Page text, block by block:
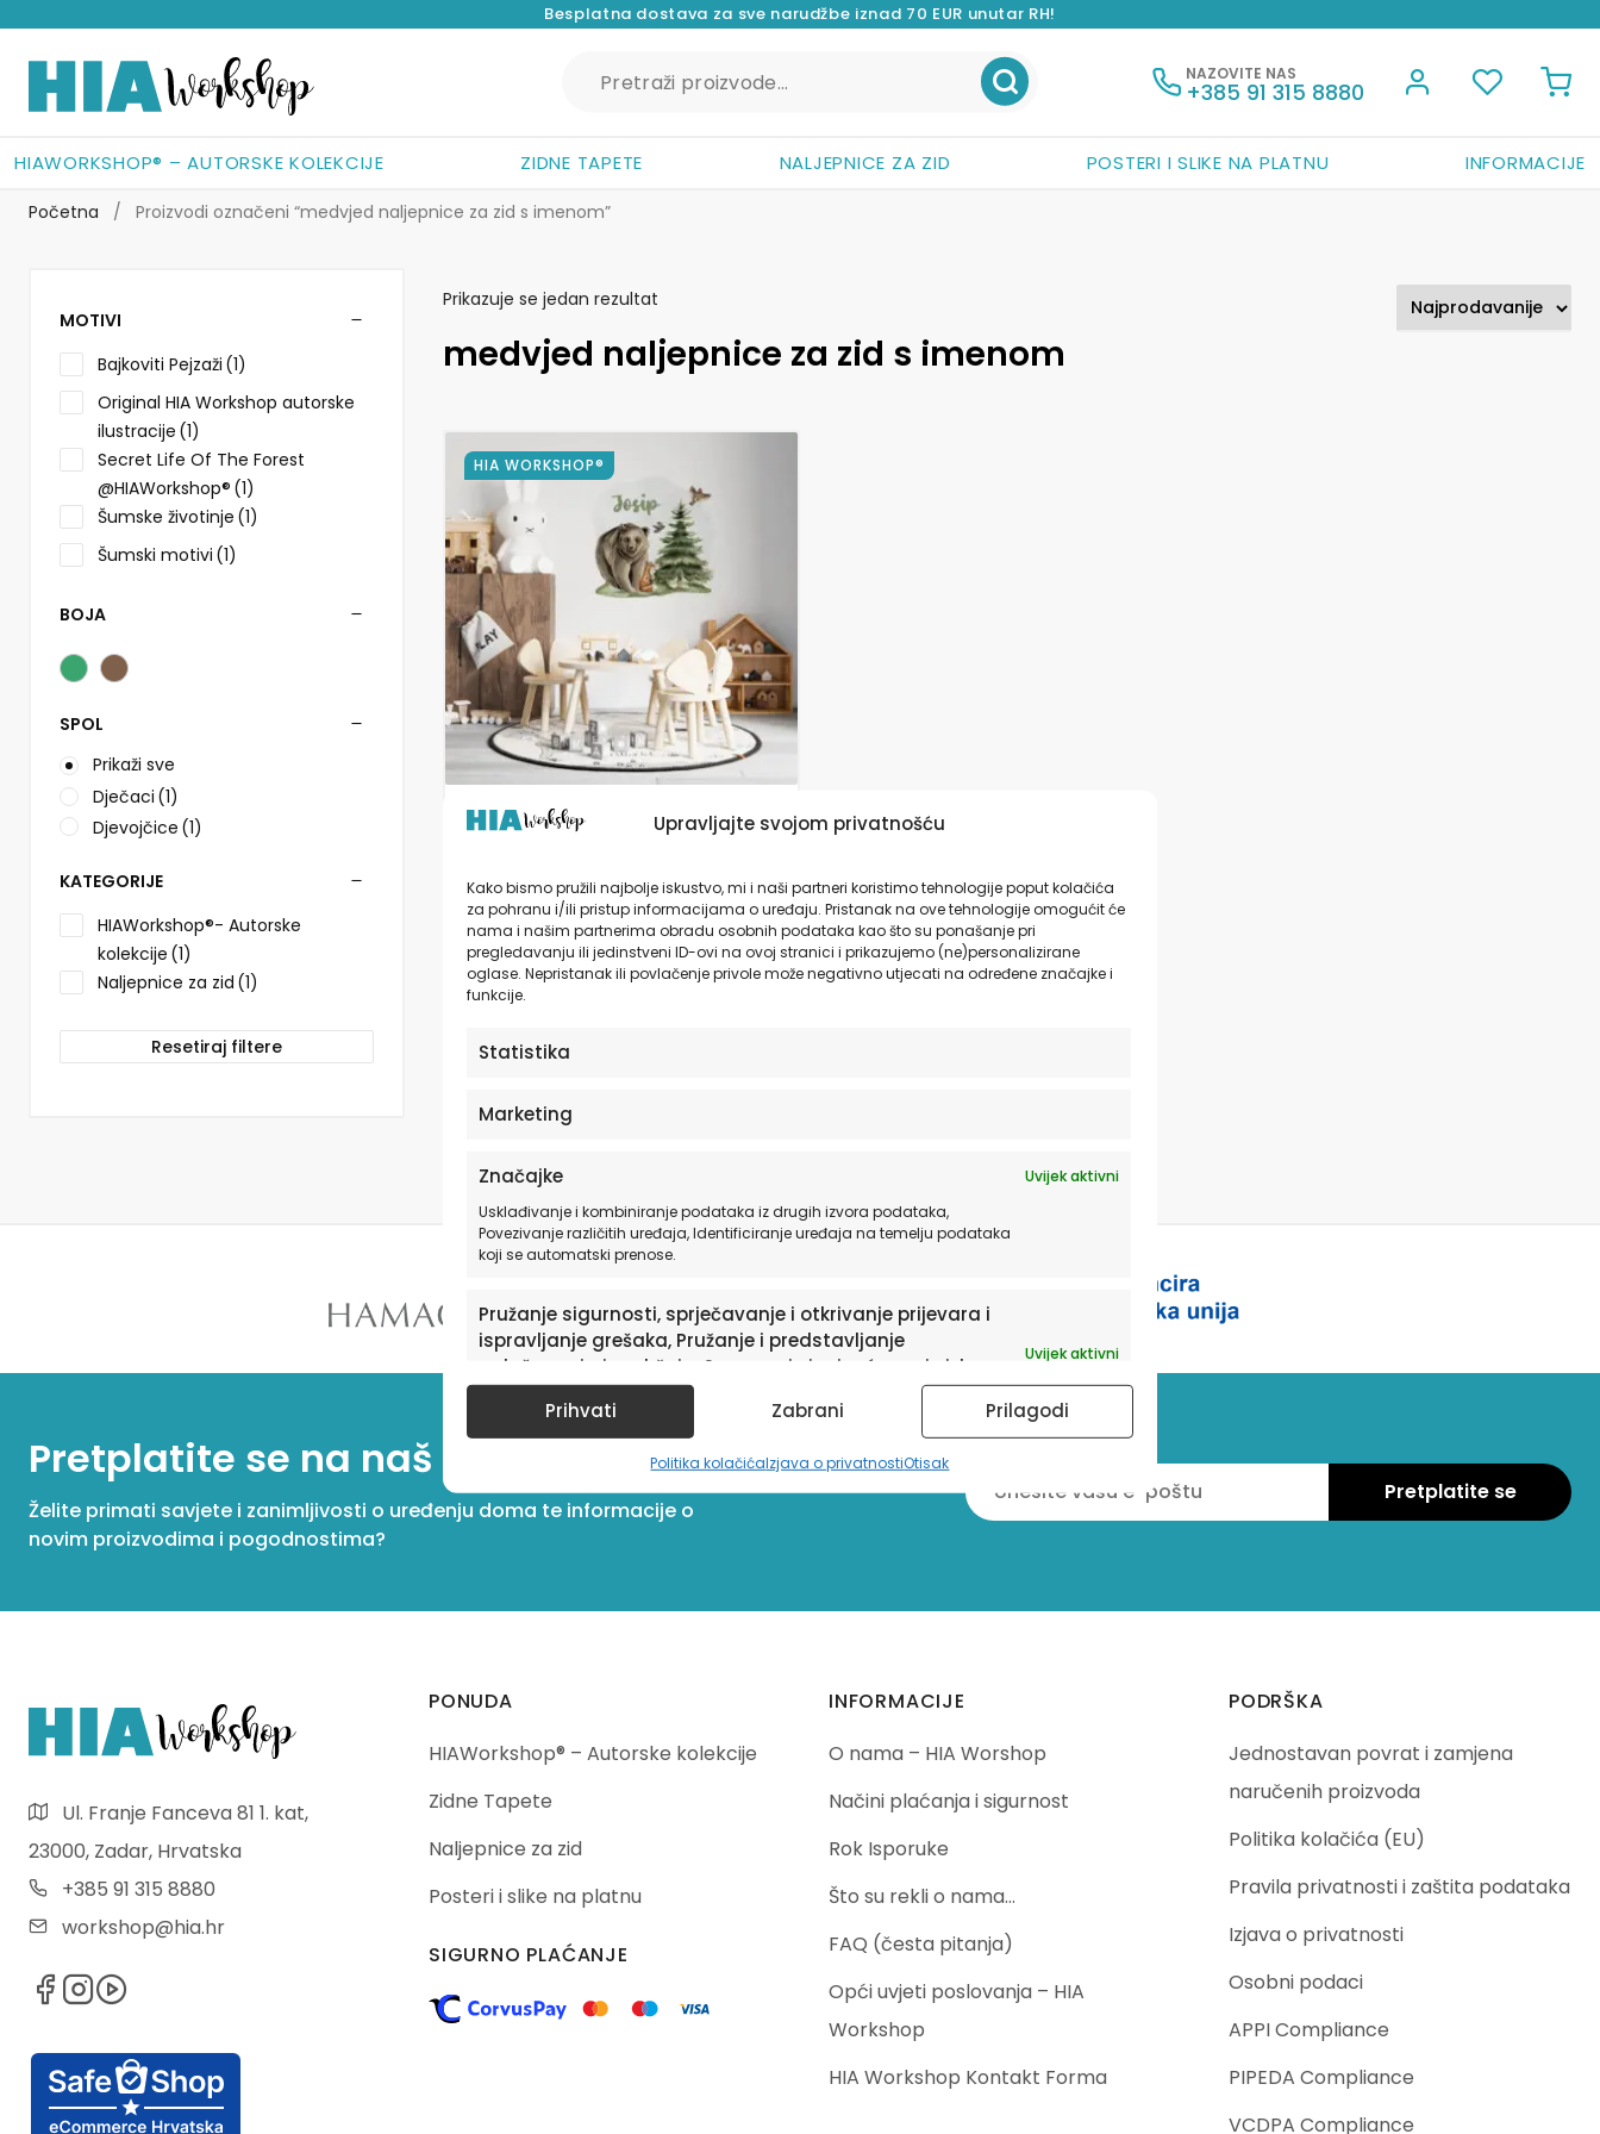
Upravljajte svojom privatnošću
Kako bismo pružili najbolje iskustvo, mi i naši partneri koristimo tehnologije poput kolačića
za pohranu i/ili pristup informacijama o uređaju. Pristanak na ove tehnologije omogućit će
nama i našim partnerima obradu osobnih podataka kao što su ponašanje pri
pregledavanju ili jedinstveni ID-ovi na ovoj stranici i prikazujemo (ne)personalizirane
oglase. Nepristanak ili povlačenje privole može negativno utjecati na određene značajke i
funkcije.
Statistika
Marketing
Značajke
Uvijek aktivni
Usklađivanje i kombiniranje podataka iz drugih izvora podataka,
Povezivanje različitih uređaja, Identificiranje uređaja na temelju podataka
koji se automatski prenose.
Pružanje sigurnosti, sprječavanje i otkrivanje prijevara i
ispravljanje grešaka, Pružanje i predstavljanje
oglašavanja i sadržaja, Spremanje i priopćavanje izbora
u pogledu privatnosti.
Uvijek aktivni
Prihvati Zabrani Prilagodi
Politika kolačićaIzjava o privatnostiOtisak
Besplatna dostava za sve narudžbe iznad 70 EUR unutar RH!
HIAWORKSHOP® – AUTORSKE KOLEKCIJE ZIDNE TAPETE NALJEPNICE ZA ZID POSTERI I SLIKE NA PLATNU INFORMACIJE
NAZOVITE NAS
+385 91 315 8880
Preskoči
na
navigaciju
Skoči
do
sadržaja
Početna / Proizvodi označeni “medvjed naljepnice za zid s imenom”
Prikazuje se jedan rezultat
medvjed naljepnice za zid s imenom
Naljepnica s imenom za zid
dječje sobe Medvjed |
HIAWorkshop®
HIA WORKSHOP®
od19,90€
ODABERITE OPCIJE
Ovaj
proizvod
ima
više
varijanti.
Opcije
se
mogu
odabrati
na
stranici
proizvoda
MOTIVI
Bajkoviti Pejzaži (1)
Original HIA Workshop autorske
ilustracije (1)
Secret Life Of The Forest
@HIAWorkshop® (1)
Šumske životinje (1)
Šumski motivi (1)
BOJA
SPOL
Prikaži sve
Dječaci (1)
Djevojčice (1)
KATEGORIJE
HIAWorkshop®- Autorske
kolekcije (1)
Naljepnice za zid (1)
Resetiraj filtere
Pretplatite se na naš Newsletter
Želite primati savjete i zanimljivosti o uređenju doma te informacije o
novim proizvodima i pogodnostima?
Ul. Franje Fanceva 81 1. kat,
23000, Zadar, Hrvatska
+385 91 315 8880
workshop@hia.hr
PONUDA
HIAWorkshop® – Autorske kolekcije
Zidne Tapete
Naljepnice za zid
Posteri i slike na platnu
SIGURNO PLAĆANJE
INFORMACIJE
O nama – HIA Worshop
Načini plaćanja i sigurnost
Rok Isporuke
Što su rekli o nama…
FAQ (česta pitanja)
Opći uvjeti poslovanja – HIA
Workshop
HIA Workshop Kontakt Forma
PODRŠKA
Jednostavan povrat i zamjena
naručenih proizvoda
Politika kolačića (EU)
Pravila privatnosti i zaštita podataka
Izjava o privatnosti
Osobni podaci
APPI Compliance
PIPEDA Compliance
VCDPA Compliance